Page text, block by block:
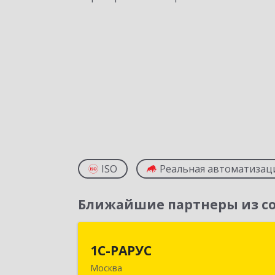
ISO Реальная
Ближайшие партнеры из
1С-РАРУС
Москва127434, Москва г, Дмитровское ш,